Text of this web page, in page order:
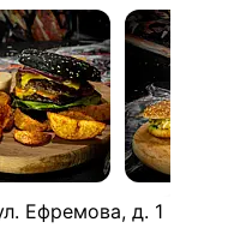
Ефремова, д. 1